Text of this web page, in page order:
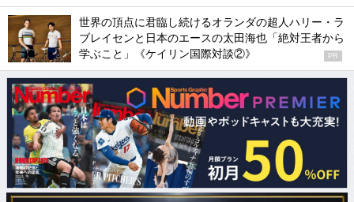
世界の頂点に君臨し続けるオランダの超人ハリー・ラ
ブレイセンと日本のエースの太田海也「絶対王者から
学ぶこと」《ケイリン国際対談②》
PR